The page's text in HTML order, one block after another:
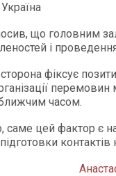
що головним
і проведення
фіксує
часом.
саме цей фактор є